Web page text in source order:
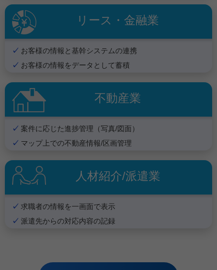
リース・金融業
お客様の情報と基幹システムの連携
お客様の情報をデータとして蓄積
不動産業
案件に応じた進捗管理（写真/図面）
マップ上での不動産情報/区画管理
人材紹介/派遣業
求職者の情報を一画面で表示
派遣先からの対応内容の記録